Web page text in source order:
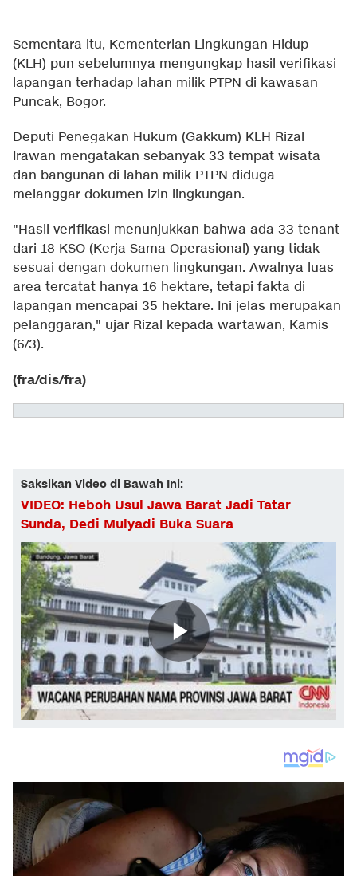
Sementara itu, Kementerian Lingkungan Hidup
(KLH) pun sebelumnya mengungkap hasil verifikasi
lapangan terhadap lahan milik PTPN di kawasan
Puncak, Bogor.
Deputi Penegakan Hukum (Gakkum) KLH Rizal
Irawan mengatakan sebanyak 33 tempat wisata
dan bangunan di lahan milik PTPN diduga
melanggar dokumen izin lingkungan.
"Hasil verifikasi menunjukkan bahwa ada 33 tenant
dari 18 KSO (Kerja Sama Operasional) yang tidak
sesuai dengan dokumen lingkungan. Awalnya luas
area tercatat hanya 16 hektare, tetapi fakta di
lapangan mencapai 35 hektare. Ini jelas merupakan
pelanggaran," ujar Rizal kepada wartawan, Kamis
(6/3).
(fra/dis/fra)
Saksikan Video di Bawah Ini:
VIDEO: Heboh Usul Jawa Barat Jadi Tatar
Sunda, Dedi Mulyadi Buka Suara